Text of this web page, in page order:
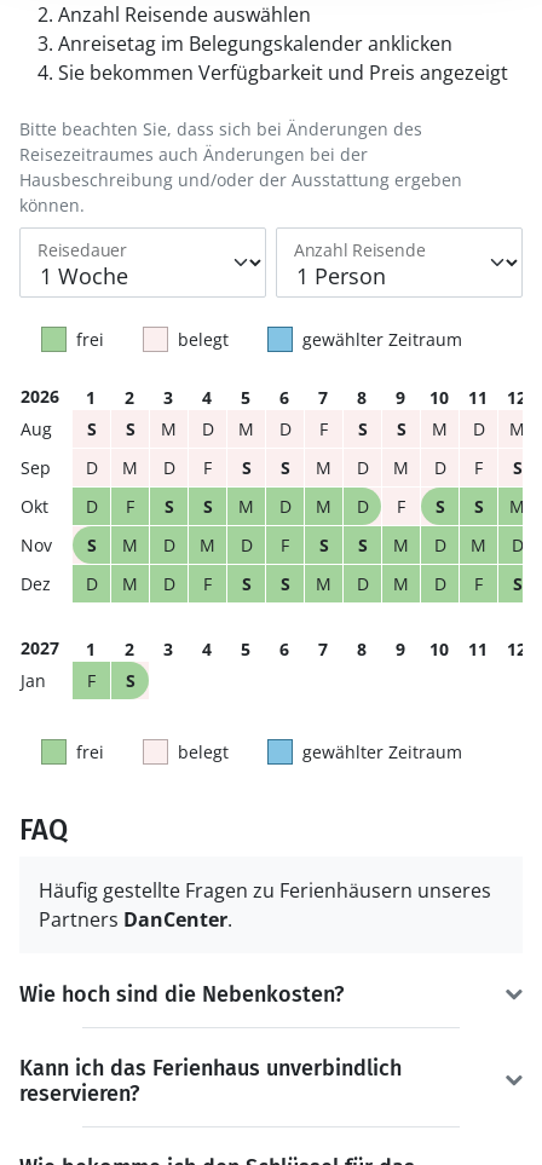
Anzahl Reisende auswählen
Anreisetag im Belegungskalender anklicken
Sie bekommen Verfügbarkeit und Preis angezeigt
Reisedauer Anzahl Reisende
Bitte beachten Sie, dass sich bei Änderungen des
Reisezeitraumes auch Änderungen bei der
Hausbeschreibung und/oder der Ausstattung ergeben
können.
frei belegt gewählter Zeitraum
2026 1 2 3 4 5 6 7 8 9 10 11
12
S
S M D M D F S S M D
M
D
M D F S S M D M D F
S
D
F S S M D M D F S S
M
S
M D M D F S S M D M
D
D
M D F S S M D M D F S
2027 1 2 3 4 5 6 7 8 9 10 11
12
F
S
frei belegt gewählter Zeitraum
FAQ
Häufig gestellte Fragen zu Ferienhäusern unseres
Partners DanCenter.
Wie hoch sind die Nebenkosten?
Kann ich das Ferienhaus unverbindlich
reservieren?